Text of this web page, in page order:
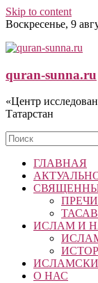
Skip to content
Воскресенье, 9
quran-sunna.ru
«Центр
Татарстан
ГЛАВНАЯ
ИСЛАМ И
О НАС